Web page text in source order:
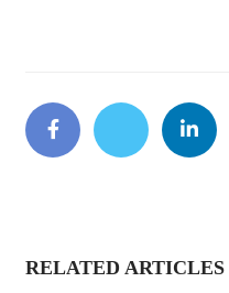
RELATED ARTICLES